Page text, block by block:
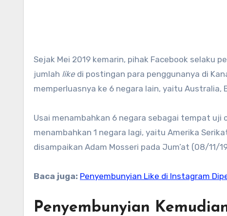
Sejak Mei 2019 kemarin, pihak Facebook selaku perusahaan induk Instagram telah mulai menyembunyikan
jumlah like di postingan para penggunanya di
memperluasnya ke 6 negara lain, yaitu Australia,
Usai menambahkan 6 negara sebagai tempat uji
menambahkan 1 negara lagi, yaitu Amerika
disampaikan Adam Mosseri pada Jum’at (08/11/
Baca juga: Penyembunyian Like di Instagram
Penyembunyian